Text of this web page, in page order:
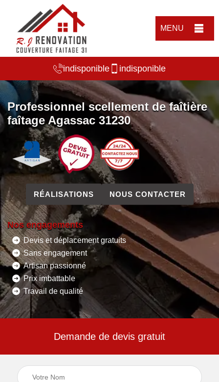
MENU
indisponible indisponible
Professionnel scellement de faîtière
faîtage Agassac 31230
RÉALISATIONS NOUS CONTACTER
Nos engagements
Devis et déplacement gratuits
Sans engagement
Artisan passionné
Prix imbattable
Travail de qualité
Demande de devis gratuit